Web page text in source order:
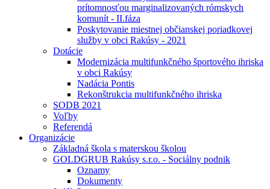
prítomnosťou marginalizovaných rómskych
komunít - II.fáza
Poskytovanie miestnej občianskej poriadkovej
služby v obci Rakúsy - 2021
Dotácie
Modernizácia multifunkčného športového ihriska
v obci Rakúsy
Nadácia Pontis
Rekonštrukcia multifunkčného ihriska
SODB 2021
Voľby
Referendá
Organizácie
Základná škola s materskou školou
GOLDGRUB Rakúsy s.r.o. - Sociálny podnik
Oznamy
Dokumenty